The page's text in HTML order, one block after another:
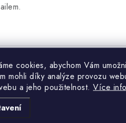
cookies, abychom Vám
mohli díky analýze provozu
a jeho použitelnost. Více
první, kdo napíše příspěvek